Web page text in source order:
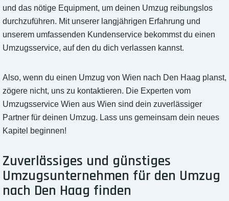
und das nötige Equipment, um deinen Umzug reibungslos
durchzuführen. Mit unserer langjährigen Erfahrung und
unserem umfassenden Kundenservice bekommst du einen
Umzugsservice, auf den du dich verlassen kannst.
Also, wenn du einen Umzug von Wien nach Den Haag planst,
zögere nicht, uns zu kontaktieren. Die Experten vom
Umzugsservice Wien aus Wien sind dein zuverlässiger
Partner für deinen Umzug. Lass uns gemeinsam dein neues
Kapitel beginnen!
Zuverlässiges und günstiges
Umzugsunternehmen für den Umzug
nach Den Haag finden